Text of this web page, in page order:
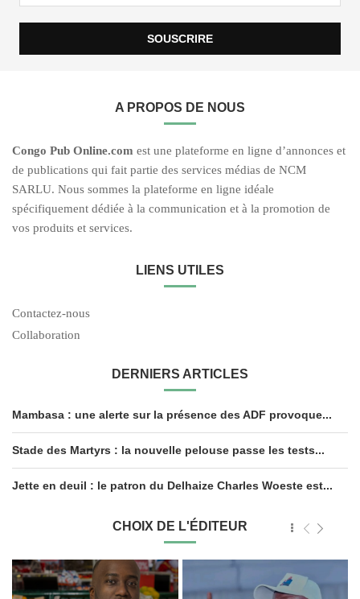
A PROPOS DE NOUS
Congo Pub Online.com est une plateforme en ligne d’annonces et
de publications qui fait partie des services médias de NCM
SARLU. Nous sommes la plateforme en ligne idéale
spécifiquement dédiée à la communication et à la promotion de
vos produits et services.
LIENS UTILES
Contactez-nous
Collaboration
DERNIERS ARTICLES
Mambasa : une alerte sur la présence des ADF provoque...
Stade des Martyrs : la nouvelle pelouse passe les tests...
Jette en deuil : le patron du Delhaize Charles Woeste est...
CHOIX DE L'ÉDITEUR